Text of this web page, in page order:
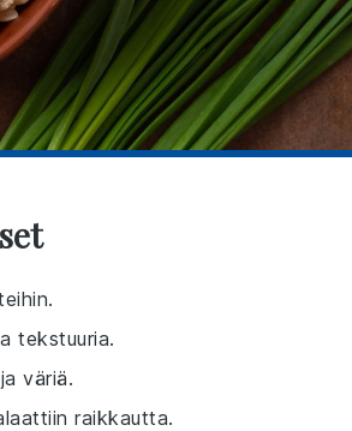
tekstuuria.
väriä.
raikkautta.